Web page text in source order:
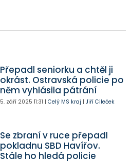
Přepadl seniorku a chtěl ji
okrást. Ostravská policie po
něm vyhlásila pátrání
5. září 2025 11:31 | Celý MS kraj | Jiří Cileček
Se zbraní v ruce přepadl
pokladnu SBD Havířov.
Stále ho hledá policie